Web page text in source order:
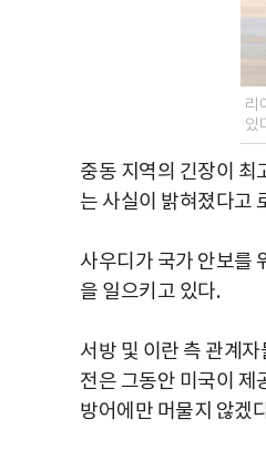
리
있
중동 지역의 긴장이 최
는 사실이 밝혀졌다고
사우디가 국가 안보를
을 일으키고 있다.
서방 및 이란 측 관계
전은 그동안 미국이 제
방어에만 머물지 않겠